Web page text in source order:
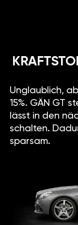
Unglaublich,
15%. GÄN GT
lässt in den
schalten.
sparsam.